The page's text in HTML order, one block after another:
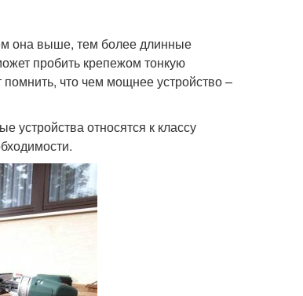
она выше, тем более длинные
пробить крепежом тонкую
что чем мощнее устройство –
относятся к классу